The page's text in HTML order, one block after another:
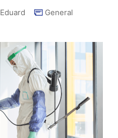
Eduard General